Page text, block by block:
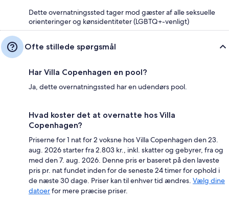
Dette overnatningssted tager mod gæster af alle seksuelle
orienteringer og kønsidentiteter (LGBTQ+-venligt)
Ofte stillede spørgsmål
Har Villa Copenhagen en pool?
Ja, dette overnatningssted har en udendørs pool.
Hvad koster det at overnatte hos Villa
Copenhagen?
Priserne for 1 nat for 2 voksne hos Villa Copenhagen den 23.
aug. 2026 starter fra 2.803 kr., inkl. skatter og gebyrer, fra og
med den 7. aug. 2026. Denne pris er baseret på den laveste
pris pr. nat fundet inden for de seneste 24 timer for ophold i
de næste 30 dage. Priser kan til enhver tid ændres. Vælg dine
datoerfor mere præcise priser.